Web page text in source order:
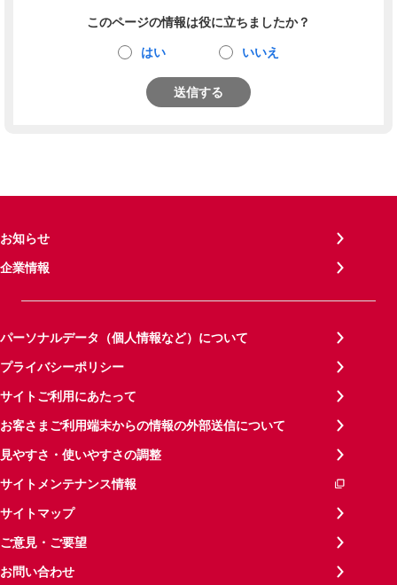
このページの情報は役に立ちましたか？
はい いいえ
送信する
お知らせ
企業情報
パーソナルデータ（個人情報など）について
プライバシーポリシー
サイトご利用にあたって
お客さまご利用端末からの情報の外部送信について
見やすさ・使いやすさの調整
サイトメンテナンス情報
サイトマップ
ご意見・ご要望
お問い合わせ